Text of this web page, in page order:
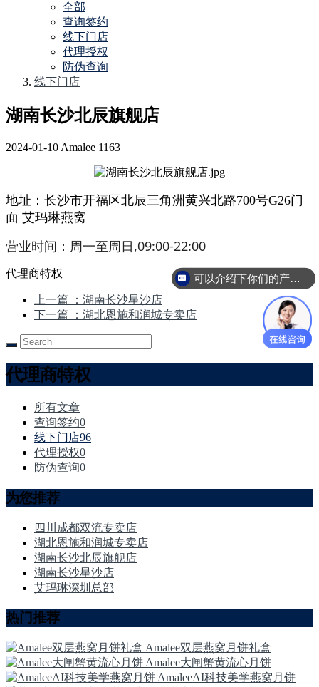
全部
查询签约
线下门店
代理授权
防伪查询
线下门店
湖南长沙北辰旗舰店
2024-01-10 Amalee 1163
地址：长沙市开福区北辰三角洲黄兴北路700号G26门
面 艾玛琳燕窝
营业时间：周一至周日,09:00-22:00
代理商特权
上一篇
：湖南长沙星沙店
下一篇
：湖北恩施和润城专卖店
代理商特权
所有文章
查询签约0
线下门店96
代理授权0
防伪查询0
为您推荐
四川成都双流专卖店
湖北恩施和润城专卖店
湖南长沙北辰旗舰店
湖南长沙星沙店
艾玛琳深圳总部
热门推荐
Amalee双层燕窝月饼礼盒
Amalee大闸蟹黄流心月饼
AmaleeAI科技美学燕窝月饼
可以介绍下你们的产品么